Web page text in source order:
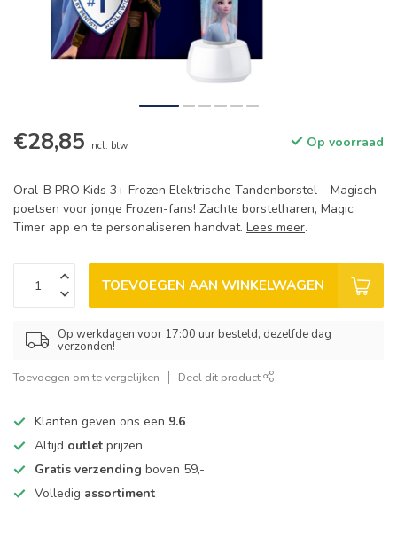
€28,85 Incl. btw Op voorraad
Oral-B PRO Kids 3+ Frozen Elektrische Tandenborstel – Magisch
poetsen voor jonge Frozen-fans! Zachte borstelharen, Magic
Timer app en te personaliseren handvat. Lees meer.
TOEVOEGEN AAN WINKELWAGEN
Op werkdagen voor 17:00 uur besteld, dezelfde dag
verzonden!
Toevoegen om te vergelijken Deel dit product
Klanten geven ons een 9.6
Altijd outlet prijzen
Gratis verzending boven 59,-
Volledig assortiment